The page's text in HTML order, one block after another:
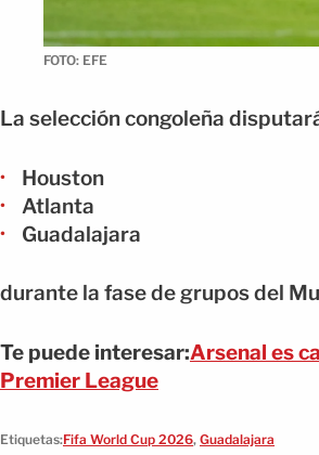
FOTO: EFE
La selección congoleña
Houston
Atlanta
Guadalajara
durante la fase de grupos del
Te puede interesar:Arsenal es
Premier League
Etiquetas:Fifa World Cup 2026, Guadalajara